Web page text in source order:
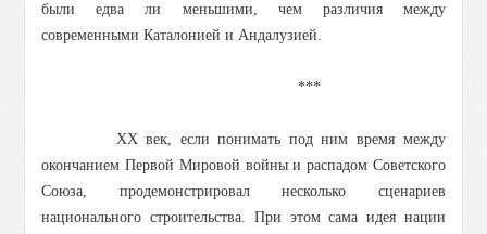
были едва ли меньшими, чем различия между
современными Каталонией и Андалузией.
***
ХХ век, если понимать под ним время между
окончанием Первой Мировой войны и распадом Советского
Союза, продемонстрировал несколько сценариев
национального строительства. При этом сама идея нации